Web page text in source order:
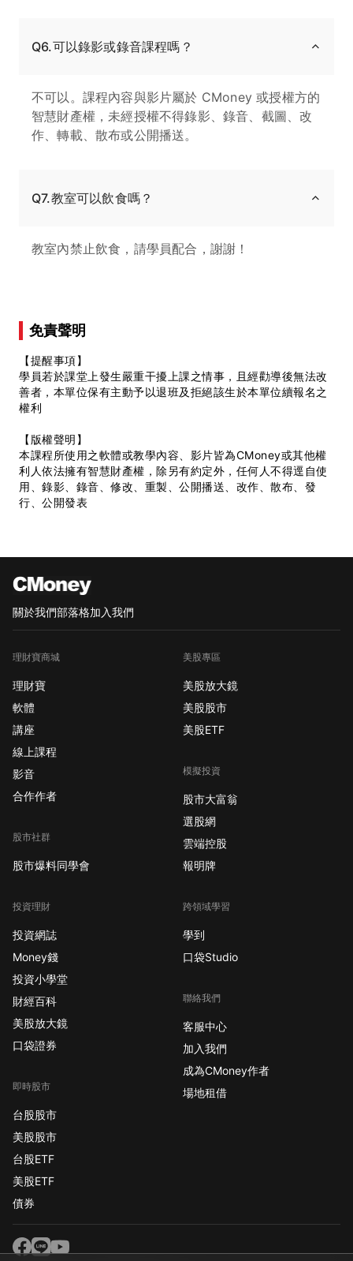
Q6.可以錄影或錄音課程嗎？
不可以。課程內容與影片屬於 CMoney 或授權方的
智慧財產權，未經授權不得錄影、錄音、截圖、改
作、轉載、散布或公開播送。
Q7.教室可以飲食嗎？
教室內禁止飲食，請學員配合，謝謝！
免責聲明
【提醒事項】
學員若於課堂上發生嚴重干擾上課之情事，且經勸導後無法改
善者，本單位保有主動予以退班及拒絕該生於本單位續報名之
權利
【版權聲明】
本課程所使用之軟體或教學內容、影片皆為CMoney或其他權
利人依法擁有智慧財產權，除另有約定外，任何人不得逕自使
用、錄影、錄音、修改、重製、公開播送、改作、散布、發
行、公開發表
關於我們部落格加入我們
理財寶商城
理財寶
軟體
講座
線上課程
影音
合作作者
股市社群
股市爆料同學會
投資理財
投資網誌
Money錢
投資小學堂
財經百科
美股放大鏡
口袋證券
即時股市
台股股市
美股股市
台股ETF
美股ETF
債券
美股專區
美股放大鏡
美股股市
美股ETF
模擬投資
股市大富翁
選股網
雲端控股
報明牌
跨領域學習
學到
口袋Studio
聯絡我們
客服中心
加入我們
成為CMoney作者
場地租借